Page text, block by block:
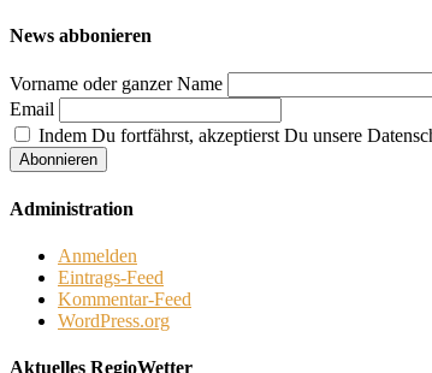
News abbonieren
Vorname oder ganzer Name
Email
Indem Du fortfährst, akzeptierst Du unsere
Administration
Anmelden
Eintrags-Feed
Kommentar-Feed
WordPress.org
Aktuelles RegioWetter